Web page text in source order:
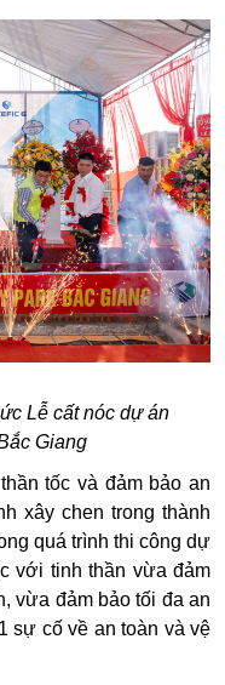
Lễ cất nóc dự án
Giang
tốc và đảm bảo an
xây chen trong thành
quá trình thi công dự
với tinh thần vừa đảm
vừa đảm bảo tối đa an
sự cố về an toàn và vệ